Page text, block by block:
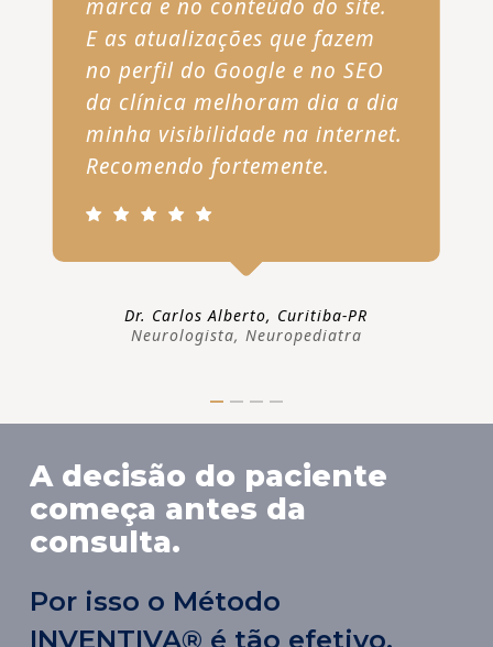
marca e no conteúdo do site.
E as atualizações que fazem
no perfil do Google e no SEO
da clínica melhoram dia a dia
minha visibilidade na internet.
Recomendo fortemente.
Dr. Carlos Alberto, Curitiba-PR
Neurologista, Neuropediatra
A decisão do paciente
começa antes da
consulta.
Por isso o Método
INVENTIVA® é tão efetivo.